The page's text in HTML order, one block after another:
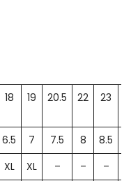
18 19 20.5 22 23
6.5 7 7.5 8 8.5
XL XL – – –